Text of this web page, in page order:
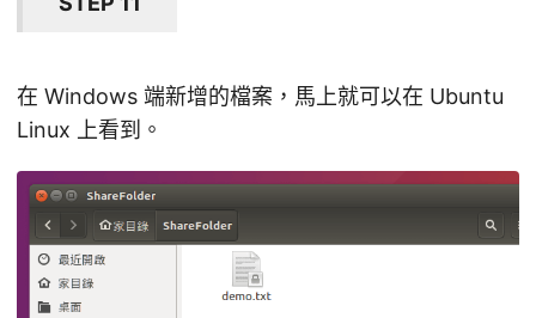
在 Windows 端新增的檔案，馬上就可以在 Ubuntu
Linux 上看到。